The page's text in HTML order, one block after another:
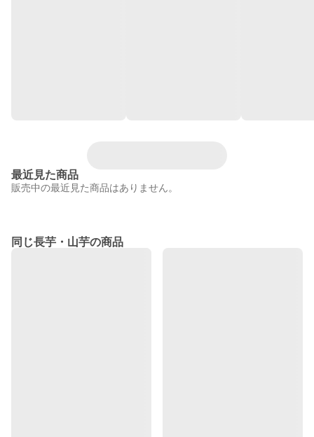
最近見た商品
販売中の最近見た商品はありません。
同じ長芋・山芋の商品